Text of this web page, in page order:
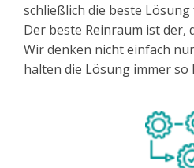
schließlich die beste Lösung
Der beste Reinraum ist der,
Wir denken nicht einfach
halten die Lösung immer so